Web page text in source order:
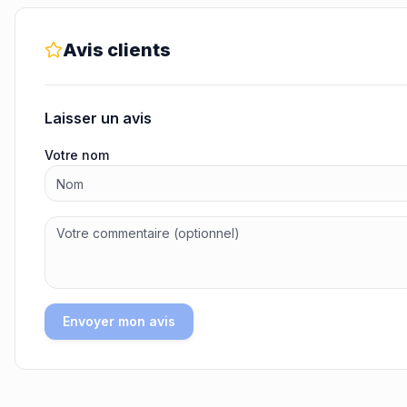
Avis clients
Laisser un avis
Votre nom
Envoyer mon avis